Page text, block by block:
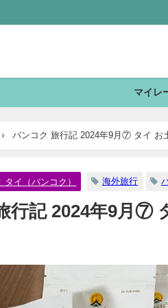
マイレ
バンコク 旅行記 2024年9月⑦ タイ お
タイ（バンコク） 海外旅行
行記 2024年9月⑦